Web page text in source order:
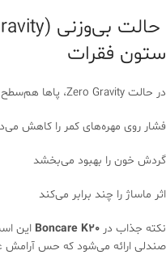
ستون فقرات
در حالت Zero Gravity، پاها هم‌سطح یا بالاتر از قلب قرار می‌گیرند. این وضعیت:
فشار روی مهره‌های کمر را کاهش
گردش خون را بهبود می‌بخشد
اثر ماساژ را چند برابر می‌کند
نکته جذاب در Boncare K20 این
صندلی ارائه می‌شود که حس آرامش